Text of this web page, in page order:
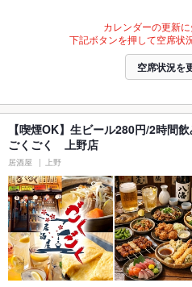
カレンダーの更新に
下記ボタンを押して空席状
空席状況を
【喫煙OK】生ビール280円/2時間
ごくごく 上野店
居酒屋 上野